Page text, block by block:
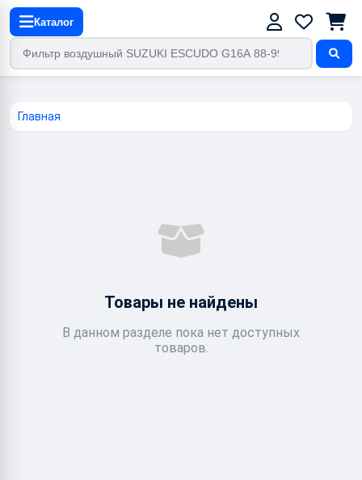
Каталог
Главная
Товары не найдены
В данном разделе пока нет доступных
товаров.